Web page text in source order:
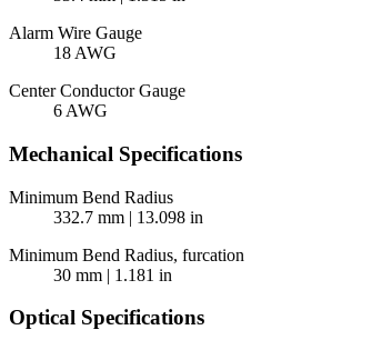
Alarm Wire Gauge
18 AWG
Center Conductor Gauge
6 AWG
Mechanical Specifications
Minimum Bend Radius
332.7 mm | 13.098 in
Minimum Bend Radius, furcation
30 mm | 1.181 in
Optical Specifications